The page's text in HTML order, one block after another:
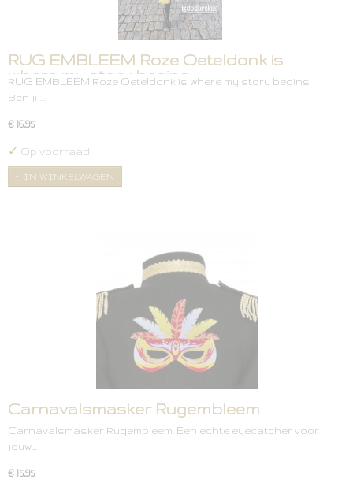
RUG EMBLEEM Roze Oeteldonk is
where my story begins
RUG EMBLEEM Roze Oeteldonk is where my story begins
Ben jij…
€ 16,95
✓ Op voorraad
IN WINKELWAGEN
Carnavalsmasker Rugembleem
Carnavalsmasker Rugembleem. Een echte eyecatcher voor
jouw…
€ 15,95